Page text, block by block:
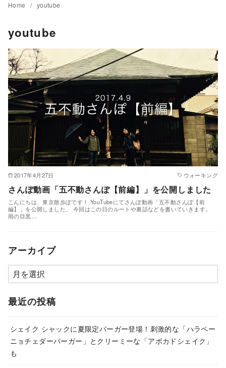
Home youtube
youtube
2017年4月27日 ウォーキング
さんぽ動画「五不動さんぽ【前編】」を公開しました
こんにちは、東京散歩ぽです！ YouTubeにてさんぽ動画「五不動さんぽ【前
編】」を公開しました。 今回はこの日のルートや裏話などを書いていきます。
雨の目黒…
アーカイブ
ア
ー
カ
ブ
最近の投稿
シェイク シャックに夏限定バーガー登場！刺激的な「ハラペー
ニョチェダーバーガー」とクリーミーな「アボカドシェイク」
も